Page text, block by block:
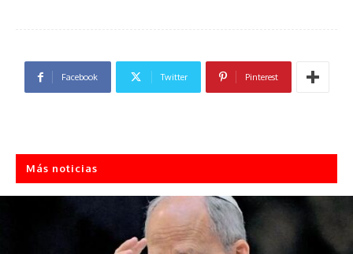
Facebook Twitter Pinterest
Más noticias